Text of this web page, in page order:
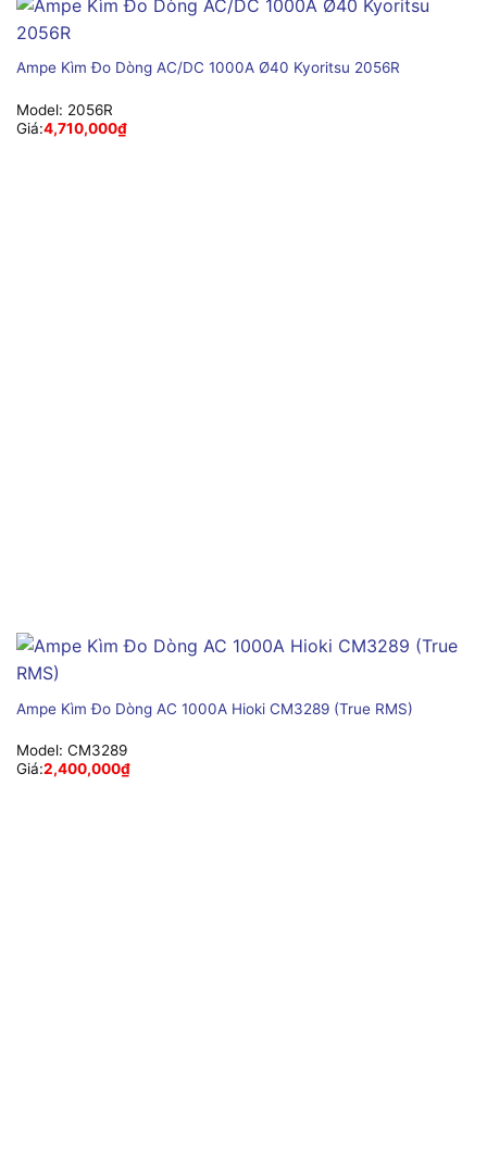
Ampe Kìm Đo Dòng AC/DC 1000A Ø40 Kyoritsu 2056R
Model: 2056R
Giá:4,710,000₫
Ampe Kìm Đo Dòng AC 1000A Hioki CM3289 (True RMS)
Model: CM3289
Giá:2,400,000₫